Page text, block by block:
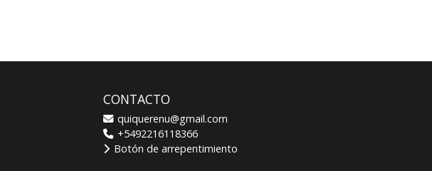
CONTACTO
quiquerenu@gmail.com
+5492216118366
Botón de arrepentimiento